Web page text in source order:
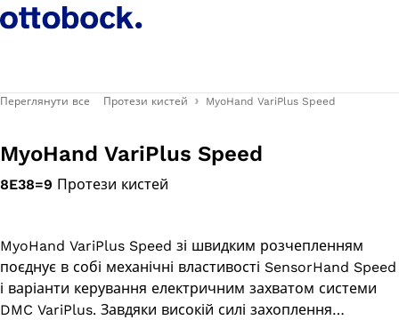
Переглянути все Протези кистей MyoHand VariPlus Speed
MyoHand VariPlus Speed
8E38=9 Протези кистей
MyoHand VariPlus Speed зі швидким розчепленням
поєднує в собі механічні властивості SensorHand Speed
і варіанти керування електричним захватом системи
DMC VariPlus. Завдяки високій силі захоплення